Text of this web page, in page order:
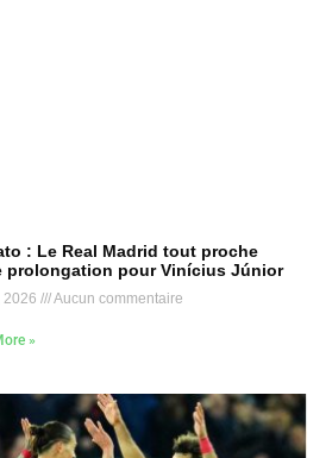
: Le Real Madrid tout proche
prolongation pour Vinícius Júnior
2026 Aucun commentaire
»